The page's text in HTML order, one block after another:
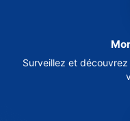
Surveillez et